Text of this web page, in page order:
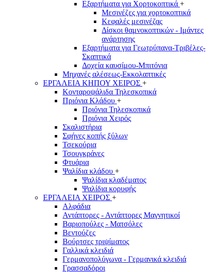
Εξαρτήματα για Χορτοκοπτικά +
Μεσινέζες για χορτοκοπτικά
Κεφαλές μεσινέζας
Δίσκοι θαμνοκοπτικών - Ιμάντες
ανάρτησης
Εξαρτήματα για Γεωτρύπανα-Τριβέλες-
Σκαπτικά
Δοχεία καυσίμου-Μπιτόνια
Μηχανές αλέσεως-Εκκολαπτικές
ΕΡΓΑΛΕΙΑ ΚΗΠΟΥ ΧΕΙΡΟΣ +
Κονταροψάλιδα Τηλεσκοπικά
Πριόνια Κλάδου +
Πριόνια Τηλεσκοπικά
Πριόνια Χειρός
Σκαλιστήρια
Σφήνες κοπής ξύλων
Τσεκούρια
Τσουγκράνες
Φτυάρια
Ψαλίδια κλάδου +
Ψαλίδια κλαδέματος
Ψαλίδια κορυφής
ΕΡΓΑΛΕΙΑ ΧΕΙΡΟΣ +
Αλφάδια
Αντάπτορες - Αντάπτορες Μαγνητικοί
Βαριοπούλες - Ματσόλες
Βεντούζες
Βούρτσες τριψίματος
Γαλλικά κλειδιά
Γερμανοπολύγωνα - Γερμανικά κλειδιά
Γρασσαδόροι